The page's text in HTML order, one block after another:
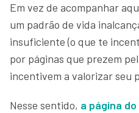
Em vez de acompanhar
um padrão de vida
insuficiente (o que te
por páginas que prezem
incentivem a valorizar seu
Nesse sentido, a página